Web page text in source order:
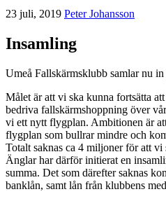
23 juli, 2019 Peter Johansson
Insamling
Umeå Fallskärmsklubb samlar nu
Målet är att vi ska kunna fortsätta
bedriva fallskärmshoppning över
vi ett nytt flygplan. Ambitionen är
flygplan som bullrar mindre och
Totalt saknas ca 4 miljoner för att
Änglar har därför initierat en
summa. Det som därefter saknas
banklån, samt lån från klubbens